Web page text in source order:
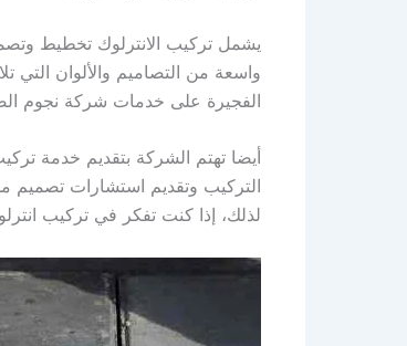
يشمل تركيب الانترلوك تخطيط
واسعة من التصاميم والألوان التي
الفجيرة على خدمات شركة نجوم
أيضا تهتم الشركة بتقديم خدمة
التركيب وتقديم استشارات تصميم
لذلك، إذا كنت تفكر في تركيب